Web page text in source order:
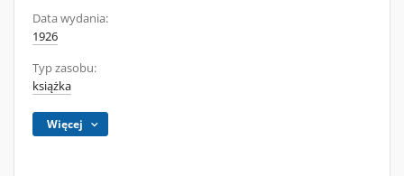
Data wydania:
1926
Typ zasobu:
książka
Więcej